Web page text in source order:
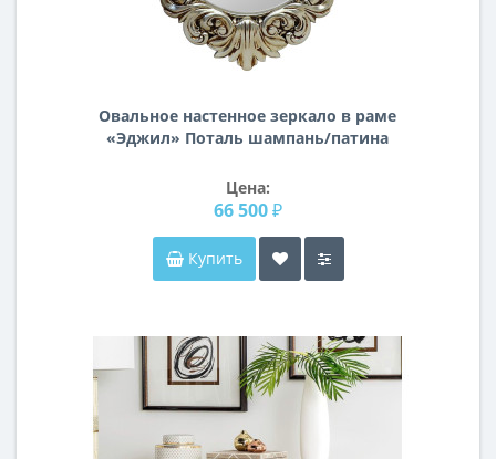
Овальное настенное зеркало в раме
«Эджил» Поталь шампань/патина
Цена:
66 500 ₽
Купить